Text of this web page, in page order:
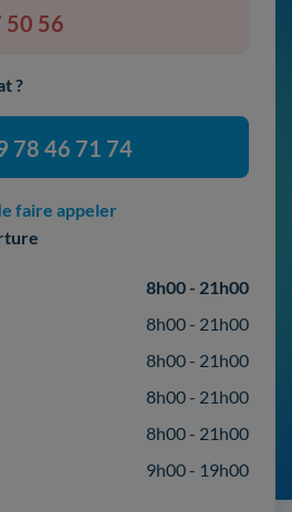
50 56
?
78 46 71 74
faire appeler
8h00 - 21h00
8h00 - 21h00
8h00 - 21h00
8h00 - 21h00
8h00 - 21h00
9h00 - 19h00